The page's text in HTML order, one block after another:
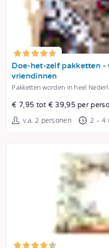
Tonen
Doe-het-zelf pakketten -
vriendinnen
Pakketten worden in heel
€ 7,95 tot € 39,95 per
v.a. 2 personen 2 – 4